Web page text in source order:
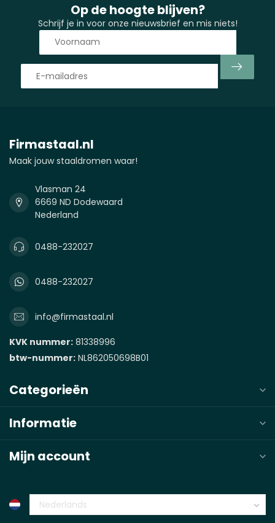
Op de hoogte blijven?
Schrijf je in voor onze nieuwsbrief en mis niets!
Firmastaal.nl
Maak jouw staaldromen waar!
Vlasman 24
6669 ND Dodewaard
Nederland
0488-232027
0488-232027
info@firmastaal.nl
KVK nummer: 81338996
btw-nummer: NL862050698B01
Categorieën
Informatie
Mijn account